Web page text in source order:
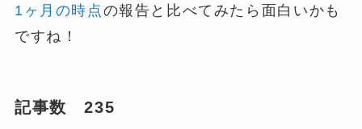
1ヶ月の時点の報告と比べてみたら面白いかも
ですね！
記事数 235